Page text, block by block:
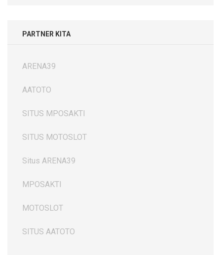
PARTNER KITA
ARENA39
AATOTO
SITUS MPOSAKTI
SITUS MOTOSLOT
Situs ARENA39
MPOSAKTI
MOTOSLOT
SITUS AATOTO